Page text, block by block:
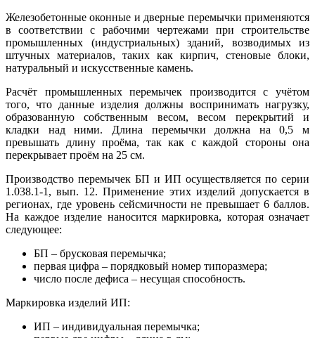
Железобетонные оконные и дверные перемычки применяются
в соответствии с рабочими чертежами при строительстве
промышленных (индустриальных) зданий, возводимых из
штучных материалов, таких как кирпич, стеновые блоки,
натуральный и искусственные камень.
Расчёт промышленных перемычек производится с учётом
того, что данные изделия должны воспринимать нагрузку,
образованную собственным весом, весом перекрытий и
кладки над ними. Длина перемычки должна на 0,5 м
превышать длину проёма, так как с каждой стороны она
перекрывает проём на 25 см.
Производство перемычек БП и ИП осуществляется по серии
1.038.1-1, вып. 12. Применение этих изделий допускается в
регионах, где уровень сейсмичности не превышает 6 баллов.
На каждое изделие наносится маркировка, которая означает
следующее:
БП – брусковая перемычка;
первая цифра – порядковый номер типоразмера;
число после дефиса – несущая способность.
Маркировка изделий ИП:
ИП – индивидуальная перемычка;